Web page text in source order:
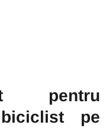
pentru
pe